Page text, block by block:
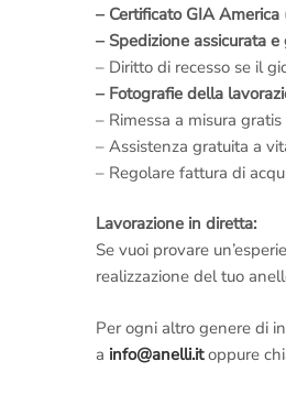
– Certificato GIA
– Spedizione assicurata
– Diritto di recesso se il
– Fotografie della
– Rimessa a misura
– Assistenza gratuita a
– Regolare fattura di
Lavorazione in diretta:
Se vuoi provare
realizzazione del tuo
Per ogni altro genere di
a info@anelli.itoppure